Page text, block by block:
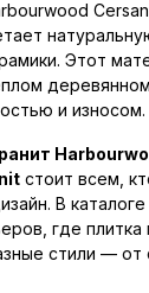
Этот
и износом.
стоит всем,
В
где плитка
стили — от